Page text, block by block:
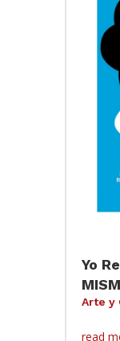
Yo
Arte y
read